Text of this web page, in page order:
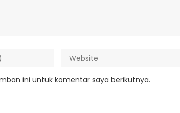
ini untuk komentar saya berikutnya.